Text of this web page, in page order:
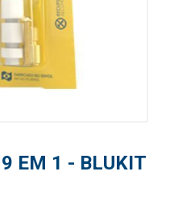
EM 1 - BLUKIT